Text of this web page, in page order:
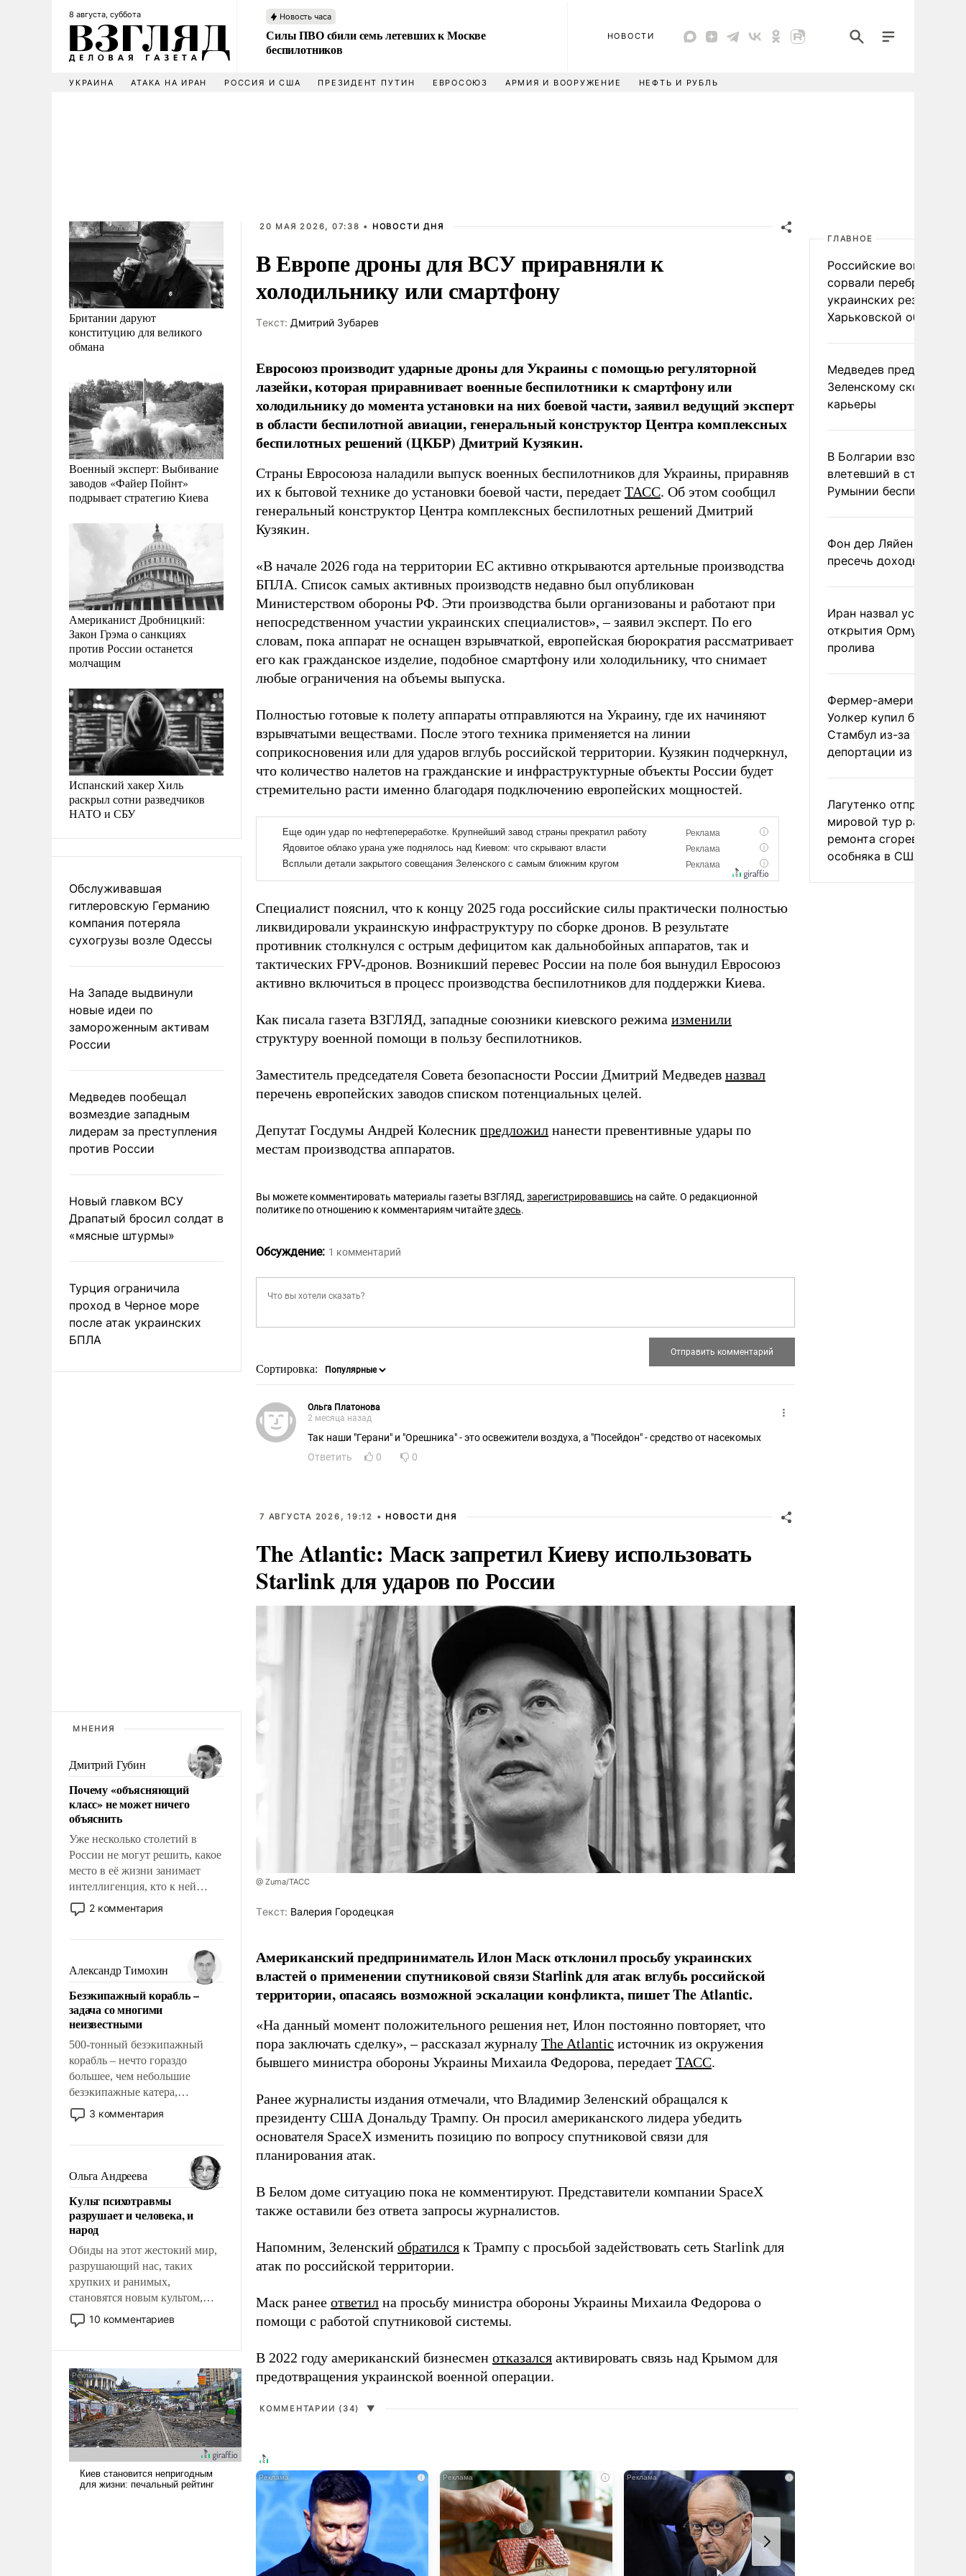
8 августа, суббота Новость часа
Силы ПВО сбили семь летевших к Москве
беспилотников
НОВОСТИ
УКРАИНА АТАКА НА ИРАН РОССИЯ И США ПРЕЗИДЕНТ ПУТИН ЕВРОСОЮЗ АРМИЯ И ВООРУЖЕНИЕ НЕФТЬ И РУБЛЬ
Британии даруют
конституцию для великого
обмана
Военный эксперт: Выбивание
заводов «Файер Пойнт»
подрывает стратегию Киева
Американист Дробницкий:
Закон Грэма о санкциях
против России останется
молчащим
Испанский хакер Хиль
раскрыл сотни разведчиков
НАТО и СБУ
Обслуживавшая
гитлеровскую Германию
компания потеряла
сухогрузы возле Одессы
На Западе выдвинули
новые идеи по
замороженным активам
России
Медведев пообещал
возмездие западным
лидерам за преступления
против России
Новый главком ВСУ
Драпатый бросил солдат в
«мясные штурмы»
Турция ограничила
проход в Черное море
после атак украинских
БПЛА
МНЕНИЯ
Дмитрий Губин
Почему «объясняющий
класс» не может ничего
объяснить
Уже несколько столетий в
России не могут решить, какое
место в её жизни занимает
интеллигенция, кто к ней
принадлежит, а кого из неё
исключили с правом
чем она отличается от просто
образованных людей. Иногда
казалось, что эти вопросы
решены раз и навсегда, но –
нет, не решены.
2 комментария
Александр Тимохин
Безэкипажный корабль –
задача со многими
неизвестными
500-тонный безэкипажный
корабль – нечто гораздо
большее, чем небольшие
безэкипажные катера,
применение которых уже
стало обыденностью. Задача по
сложна и амбициозна. Однако
и ее реализация радикально
поднимет наши боевые
возможности.
3 комментария
Ольга Андреева
Культ психотравмы
разрушает и человека, и
народ
Обиды на этот жестокий мир,
разрушающий нас, таких
хрупких и ранимых,
становятся новым культом,
постепенно вытесняя и
отменяя традиционное
ударами судьбы, брать на себя
ответственность, помогать
слабым, идти вперед и
адаптироваться.
10 комментариев
20 МАЯ 2026, 07:38 • НОВОСТИ ДНЯ
В Европе дроны для ВСУ приравняли к
холодильнику или смартфону
Tекст: Дмитрий Зубарев
Евросоюз производит ударные дроны для Украины с помощью регуляторной
лазейки, которая приравнивает военные беспилотники к смартфону или
холодильнику до момента установки на них боевой части, заявил ведущий эксперт
в области беспилотной авиации, генеральный конструктор Центра комплексных
беспилотных решений (ЦКБР) Дмитрий Кузякин.
Страны Евросоюза наладили выпуск военных беспилотников для Украины, приравняв
их к бытовой технике до установки боевой части, передает ТАСС. Об этом сообщил
генеральный конструктор Центра комплексных беспилотных решений Дмитрий
Кузякин.
«В начале 2026 года на территории ЕС активно открываются артельные производства
БПЛА. Список самых активных производств недавно был опубликован
Министерством обороны РФ. Эти производства были организованы и работают при
непосредственном участии украинских специалистов», – заявил эксперт. По его
словам, пока аппарат не оснащен взрывчаткой, европейская бюрократия рассматривает
его как гражданское изделие, подобное смартфону или холодильнику, что снимает
любые ограничения на объемы выпуска.
Полностью готовые к полету аппараты отправляются на Украину, где их начиняют
взрывчатыми веществами. После этого техника применяется на линии
соприкосновения или для ударов вглубь российской территории. Кузякин подчеркнул,
что количество налетов на гражданские и инфраструктурные объекты России будет
стремительно расти именно благодаря подключению европейских мощностей.
Специалист пояснил, что к концу 2025 года российские силы практически полностью
ликвидировали украинскую инфраструктуру по сборке дронов. В результате
противник столкнулся с острым дефицитом как дальнобойных аппаратов, так и
тактических FPV-дронов. Возникший перевес России на поле боя вынудил Евросоюз
активно включиться в процесс производства беспилотников для поддержки Киева.
Как писала газета ВЗГЛЯД, западные союзники киевского режима изменили
структуру военной помощи в пользу беспилотников.
Заместитель председателя Совета безопасности России Дмитрий Медведев назвал
перечень европейских заводов списком потенциальных целей.
Депутат Госдумы Андрей Колесник предложил нанести превентивные удары по
местам производства аппаратов.
Вы можете комментировать материалы газеты ВЗГЛЯД, зарегистрировавшись на сайте. О редакционной
политике по отношению к комментариям читайтездесь.
Обсуждение: 1 комментарий
Сортировка:
Ольга Платонова
2 месяца назад
Так наши "Герани" и "Орешника" - это освежители воздуха, а "Посейдон" - средство от насекомых
Ответить
0 0
7 АВГУСТА 2026, 19:12 • НОВОСТИ ДНЯ
The Atlantic: Маск запретил Киеву использовать
Starlink для ударов по России
@ Zuma/ТАСС
Tекст: Валерия Городецкая
Американский предприниматель Илон Маск отклонил просьбу украинских
властей о применении спутниковой связи Starlink для атак вглубь российской
территории, опасаясь возможной эскалации конфликта, пишет The Atlantic.
«На данный момент положительного решения нет, Илон постоянно повторяет, что
пора заключать сделку», – рассказал журналу The Atlantic источник из окружения
бывшего министра обороны Украины Михаила Федорова, передает ТАСС.
Ранее журналисты издания отмечали, что Владимир Зеленский обращался к
президенту США Дональду Трампу. Он просил американского лидера убедить
основателя SpaceX изменить позицию по вопросу спутниковой связи для
планирования атак.
В Белом доме ситуацию пока не комментируют. Представители компании SpaceX
также оставили без ответа запросы журналистов.
Напомним, Зеленский обратился к Трампу с просьбой задействовать сеть Starlink для
атак по российской территории.
Маск ранее ответил на просьбу министра обороны Украины Михаила Федорова о
помощи с работой спутниковой системы.
В 2022 году американский бизнесмен отказался активировать связь над Крымом для
предотвращения украинской военной операции.
КОММЕНТАРИИ (34) ▼
i i i
ГЛАВНОЕ
Российские войска
сорвали переброску
украинских резервов в
Харьковской области
Медведев предрек
Зеленскому скорый
карьеры
В Болгарии взорвался
влетевший в страну из
Румынии беспилотник
Фон дер Ляйен
пресечь доходы России
Иран назвал условие
открытия Ормузского
пролива
Фермер-американец
Уолкер купил билет в
Стамбул из-за угрозы
депортации из России
Лагутенко отправился в
мировой тур ради
ремонта сгоревшего
особняка в США